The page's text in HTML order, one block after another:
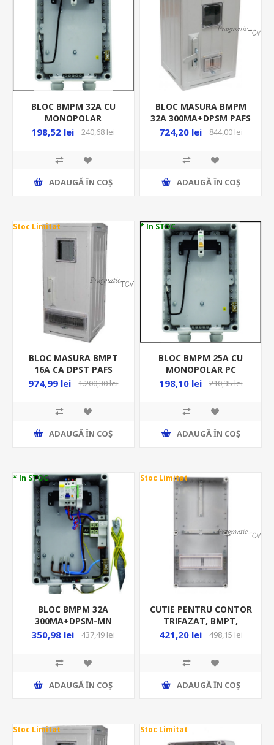
BLOC BMPM 32A CU
MONOPOLAR
POLICARBONAT
198,52 lei 240,68 lei
ADAUGĂ ȊN COŞ
BLOC MASURA BMPM
32A 300MA+DPSM PAFS
SEP.FUZ.50/1P
724,20 lei 844,00 lei
ADAUGĂ ȊN COŞ
Stoc Limitat
BLOC MASURA BMPT
16A CA DPST PAFS
SEP.FUZ. /3P BMPT
974,99 lei 1.200,30 lei
ADAUGĂ ȊN COŞ
* In STOC
BLOC BMPM 25A CU
MONOPOLAR PC
PF0019-00034
198,10 lei 210,35 lei
ADAUGĂ ȊN COŞ
* In STOC
BLOC BMPM 32A
300MA+DPSM-MN
4.5KA POLICARBONAT
350,98 lei 437,49 lei
ADAUGĂ ȊN COŞ
Stoc Limitat
CUTIE PENTRU CONTOR
TRIFAZAT, BMPT,
600*300*170 PVT
421,20 lei 498,15 lei
ADAUGĂ ȊN COŞ
Stoc Limitat Stoc Limitat